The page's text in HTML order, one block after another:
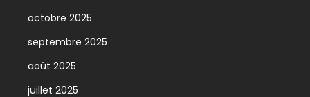
octobre 2025
septembre 2025
août 2025
juillet 2025